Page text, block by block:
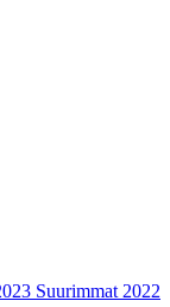
Suurimmat 2022